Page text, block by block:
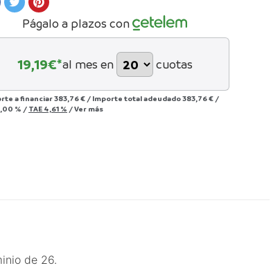
Págalo a plazos con
19,19€*al mes en cuotas
a financiar383,76 € / Importe total adeudado383,76 € /
% / TAE 4,61 % /Ver más
de 26.